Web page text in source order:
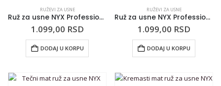
RUŽEVI ZA USNE
Ruž za usne NYX Professional Makeup Shout Loud SLSL 3.5g Red Haute SLSL11
1.099,00 RSD
DODAJ U KORPU
RUŽEVI ZA USNE
Ruž za usne NYX Professional Makeup Shout Loud SLSL 3.5g 21st SLSL09
1.099,00 RSD
DODAJ U KORPU